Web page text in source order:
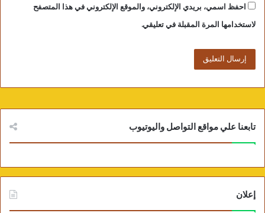
احفظ اسمي، بريدي الإلكتروني، والموقع الإلكتروني في هذا المتصفح
لاستخدامها المرة المقبلة في تعليقي.
تابعنا علي مواقع التواصل واليوتيوب
إعلان